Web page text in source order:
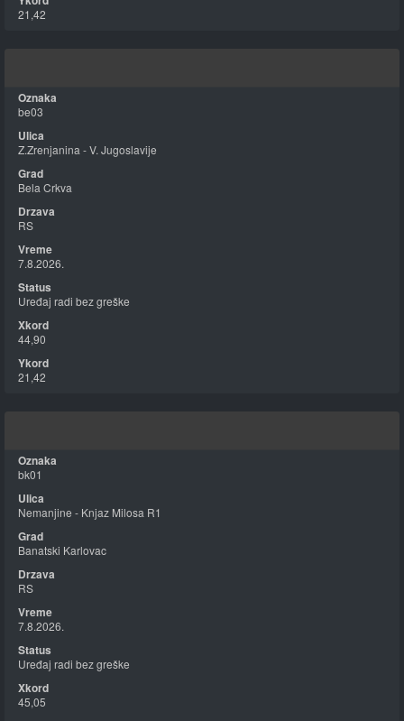
21,42
be03
Z.Zrenjanina - V. Jugoslavije
Bela Crkva
RS
7.8.2026.
Uređaj radi bez greške
44,90
21,42
bk01
Nemanjine - Knjaz Milosa R1
Banatski Karlovac
RS
7.8.2026.
Uređaj radi bez greške
45,05